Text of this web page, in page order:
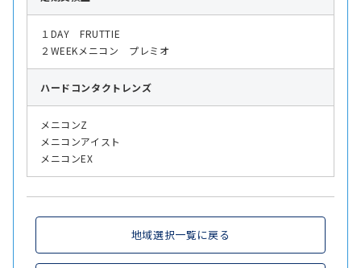
１DAY FRUTTIE
２WEEKメニコン プレミオ
ハード コンタクトレンズ
メニコンZ
メニコンアイスト
メニコンEX
地域選択一覧に戻る